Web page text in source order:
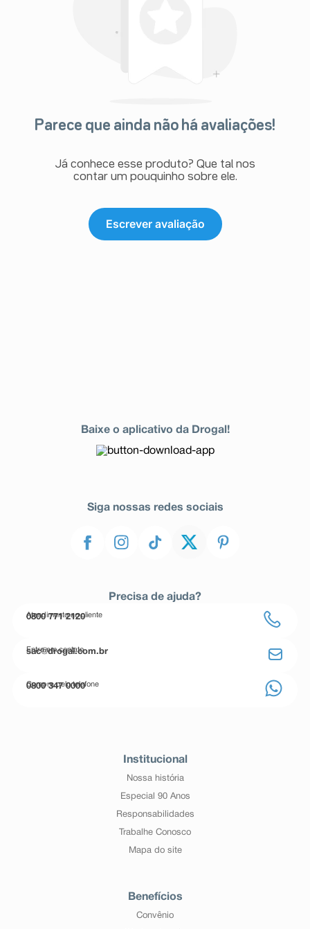
Parece que ainda não há avaliações!
Já conhece esse produto? Que tal nos
contar um pouquinho sobre ele.
Escrever avaliação
Baixe o aplicativo da Drogal!
Siga nossas redes sociais
Precisa de ajuda?
Atendimento ao cliente
0800 771 2120
Entre em contato
sac@drogal.com.br
Compre pelo telefone
0800 347 0000
Institucional
Nossa história
Especial 90 Anos
Responsabilidades
Trabalhe Conosco
Mapa do site
Benefícios
Convênio